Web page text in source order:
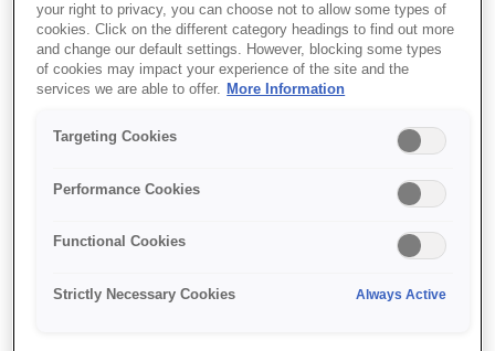
SKU: C13T54X700
Singlepack Light Black
HDX/HD 350ml
your right to privacy, you can choose not to allow some types of
cookies. Click on the different category headings to find out more
and change our default settings. However, blocking some types
of cookies may impact your experience of the site and the
services we are able to offer. More Information
Targeting Cookies
Performance Cookies
Functional Cookies
Strictly Necessary Cookies Always Active